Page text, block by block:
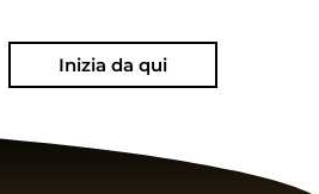
Inizia da qui